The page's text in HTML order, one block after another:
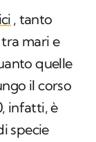
, tanto
mari e
quelle
il corso
infatti, è
specie